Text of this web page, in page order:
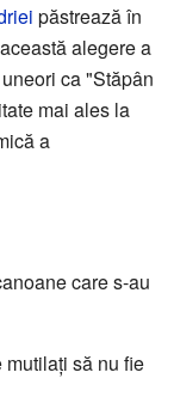
păstrează în
alegere a
ca "Stăpân
mai ales la
a
care s-au
mutilați să nu fie